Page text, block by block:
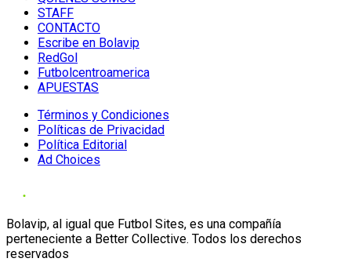
STAFF
CONTACTO
Escribe en Bolavip
RedGol
Futbolcentroamerica
APUESTAS
Términos y Condiciones
Políticas de Privacidad
Política Editorial
Ad Choices
Bolavip, al igual que Futbol Sites, es una compañía
perteneciente a Better Collective. Todos los derechos
reservados